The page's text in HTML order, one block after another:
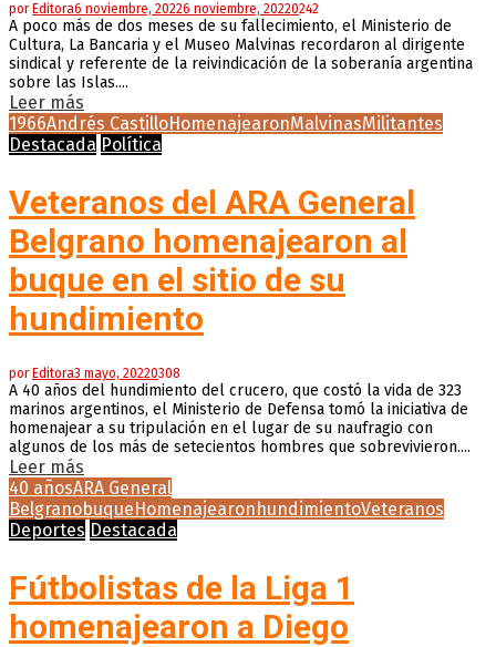
por Editora6 noviembre, 20226 noviembre, 20220242
A poco más de dos meses de su fallecimiento, el Ministerio de
Cultura, La Bancaria y el Museo Malvinas recordaron al dirigente
sindical y referente de la reivindicación de la soberanía argentina
sobre las Islas....
Leer más
1966Andrés CastilloHomenajearonMalvinasMilitantes
Destacada Política
Veteranos del ARA General
Belgrano homenajearon al
buque en el sitio de su
hundimiento
porEditora3 mayo, 20220308
A 40 años del hundimiento del crucero, que costó la vida de 323
marinos argentinos, el Ministerio de Defensa tomó la iniciativa de
homenajear a su tripulación en el lugar de su naufragio con
algunos de los más de setecientos hombres que sobrevivieron....
Leer más
40 añosARA General
BelgranobuqueHomenajearonhundimientoVeteranos
Deportes Destacada
Fútbolistas de la Liga 1
homenajearon a Diego